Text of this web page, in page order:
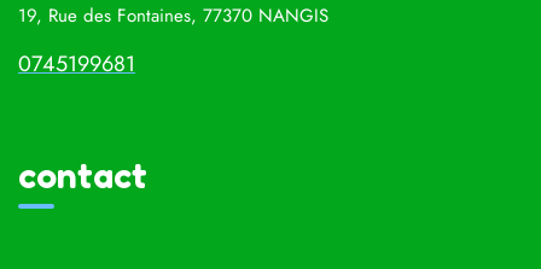
19, Rue des Fontaines, 77370 NANGIS
0745199681
contact